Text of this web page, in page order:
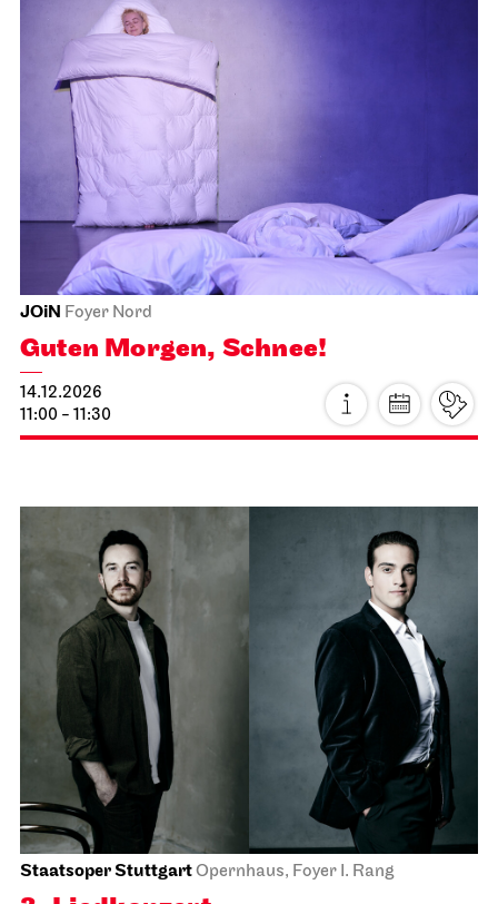
Schauspiel StuttgartUnteres Foyer Schauspielhaus
Premieren­matinee
22.11.2026
11:00
JOiNFoyer Nord
Tee&Techno